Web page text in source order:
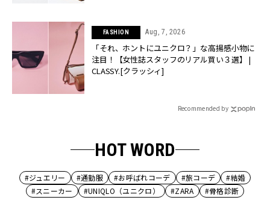
FASHION Aug, 7, 2026
「それ、ホントにユニクロ？」な高揚感小物に
注目！【女性誌スタッフのリアル買い３選】 |
CLASSY.[クラッシィ]
Recommended by
HOT WORD
#ジュエリー #通勤服 #お呼ばれコーデ #旅コーデ
#結婚
#スニーカー
#UNIQLO（ユニクロ） #ZARA #骨格診断